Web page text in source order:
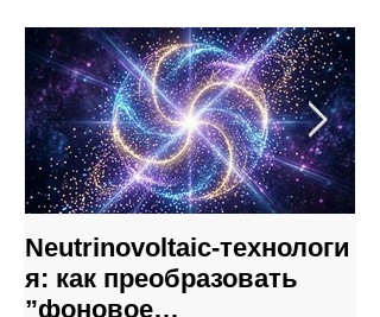
Neutrinovoltaic‑технологи
я: как преобразовать
”фоновое